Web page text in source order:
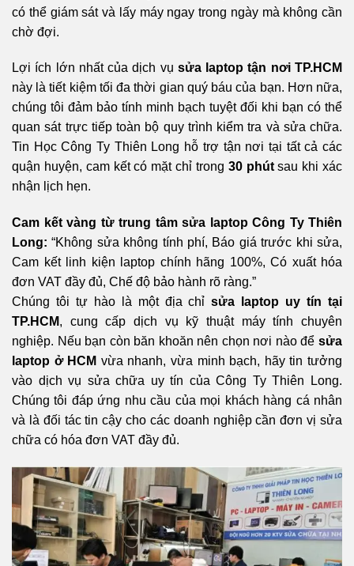
có thể giám sát và lấy máy ngay trong ngày mà không cần
chờ đợi.
Lợi ích lớn nhất của dịch vụ sửa laptop tận nơi TP.HCM
này là tiết kiệm tối đa thời gian quý báu của bạn. Hơn nữa,
chúng tôi đảm bảo tính minh bạch tuyệt đối khi bạn có thể
quan sát trực tiếp toàn bộ quy trình kiểm tra và sửa chữa.
Tin Học Công Ty Thiên Long hỗ trợ tận nơi tại tất cả các
quận huyện, cam kết có mặt chỉ trong 30 phútsau khi xác
nhận lịch hẹn.
Cam kết vàng từ trung tâm sửa laptop Công Ty Thiên
Long: “Không sửa không tính phí, Báo giá trước khi sửa,
Cam kết linh kiện laptop chính hãng 100%, Có xuất hóa
đơn VAT đầy đủ, Chế độ bảo hành rõ ràng.”
Chúng tôi tự hào là một địa chỉsửa laptop uy tín tại
TP.HCM, cung cấp dịch vụ kỹ thuật máy tính chuyên
nghiệp. Nếu bạn còn băn khoăn nên chọn nơi nào để sửa
laptop ở HCM vừa nhanh, vừa minh bạch, hãy tin tưởng
vào dịch vụ sửa chữa uy tín của Công Ty Thiên Long.
Chúng tôi đáp ứng nhu cầu của mọi khách hàng cá nhân
và là đối tác tin cậy cho các doanh nghiệp cần đơn vị sửa
chữa có hóa đơn VAT đầy đủ.